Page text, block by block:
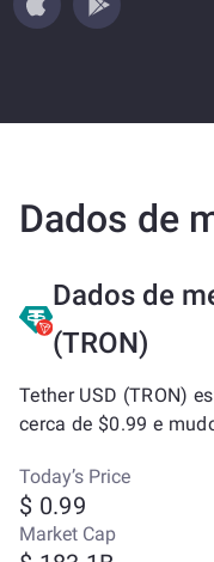
Dados de
Dados de
(TRON)
Tether USD (TRON)
cerca de $0.99 e
Today’s Price
$ 0.99
Market Cap